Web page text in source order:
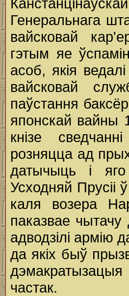
Генеральнага
вайсковай
гэтым яе
асоб, якія
вайсковай
паўстання
японскай вайны
кнізе
розняцца ад
датычыць і
Усходняй Прусіі
каля возера
паказвае
адводзілі армію
да якіх быў
частак.